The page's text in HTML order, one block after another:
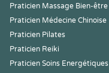
Praticien Massage Bien-être
Praticien Médecine Chinoise
Praticien Pilates
Praticien Reiki
Praticien Soins Energétiques